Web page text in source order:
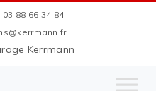
88 66 34 84
Kerrmann